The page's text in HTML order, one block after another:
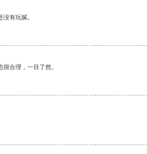
有玩腻。
合理，一目了然。